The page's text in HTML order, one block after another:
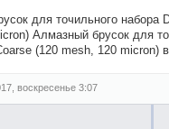
для точильного набора
Алмазный брусок для
(120 mesh, 120
воскресенье 3:07